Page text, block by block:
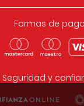
Formas de
Seguridad y